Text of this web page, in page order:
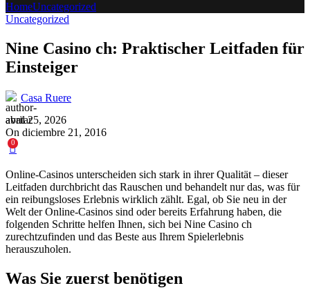
HomeUncategorized
Uncategorized
Nine Casino ch: Praktischer Leitfaden für
Einsteiger
Casa Ruere
abril 25, 2026
On diciembre 21, 2016
0
Online-Casinos unterscheiden sich stark in ihrer Qualität – dieser
Leitfaden durchbricht das Rauschen und behandelt nur das, was für
ein reibungsloses Erlebnis wirklich zählt. Egal, ob Sie neu in der
Welt der Online-Casinos sind oder bereits Erfahrung haben, die
folgenden Schritte helfen Ihnen, sich bei Nine Casino ch
zurechtzufinden und das Beste aus Ihrem Spielerlebnis
herauszuholen.
Was Sie zuerst benötigen